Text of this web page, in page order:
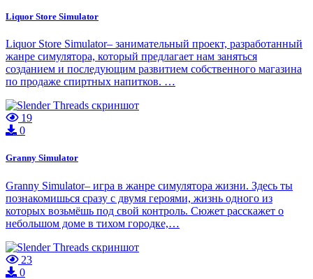
Liquor Store Simulator
Liquor Store Simulator– занимательный проект, разработанный
жанре симулятора, который предлагает нам заняться
созданием и последующим развитием собственного магазина
по продаже спиртных напитков. …
19
0
Granny Simulator
Granny Simulator– игра в жанре симулятора жизни. Здесь ты
познакомишься сразу с двумя героями, жизнь одного из
которых возьмёшь под свой контроль. Сюжет расскажет о
небольшом доме в тихом городке,…
23
0